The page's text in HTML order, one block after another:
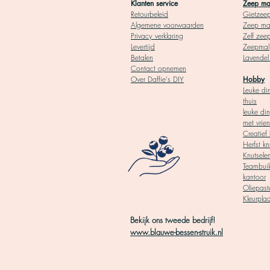
Klanten service
Retourbeleid
Algemene voorwaarden
Privacy verklaring
Levertijd
Betalen
Contact opnemen
Over Daffie's DIY
Zeep ma
Gietz
Zeep
Zelf
Zeepmal
Hobby
Leuke
thuis
leuke
met
Creatief
Herfst
kantoor
Bekijk ons tweede bedrijf!
www.blauwe-bessen-struik.nl